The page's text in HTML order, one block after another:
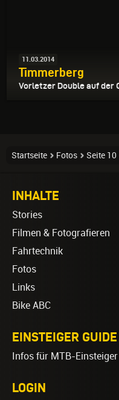
11.03.2014
Timmerberg
Vorletzer Double auf der
Startseite Fotos Seite 10
INHALTE
Stories
Filmen & Fotografieren
Fahrtechnik
Fotos
Links
Bike ABC
EINSTEIGER GUIDE
Infos für MTB-Einsteiger
LOGIN